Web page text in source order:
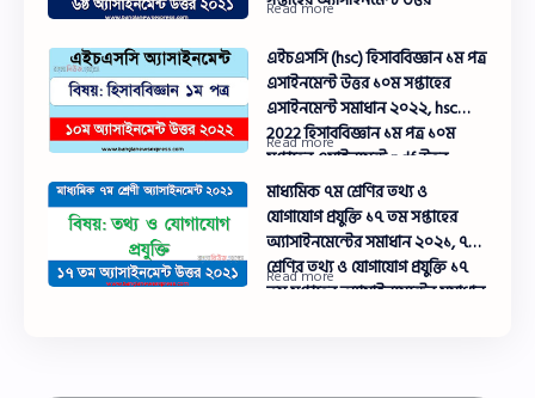
এইচএসসি (hsc) হিসাববিজ্ঞান ১ম পত্র
এসাইনমেন্ট উত্তর ১০ম সপ্তাহের
এসাইনমেন্ট সমাধান ২০২২, hsc
2022 হিসাববিজ্ঞান ১ম পত্র ১০ম
সপ্তাহের এসাইনমেন্ট pdf উত্তর
ডাউনলোড
মাধ্যমিক ৭ম শ্রেণির তথ্য ও
যোগাযোগ প্রযুক্তি ১৭ তম সপ্তাহের
অ্যাসাইনমেন্টের সমাধান ২০২১, ৭ম
শ্রেণির তথ্য ও যোগাযোগ প্রযুক্তি ১৭
তম সপ্তাহের অ্যাসাইনমেন্টের সমাধান